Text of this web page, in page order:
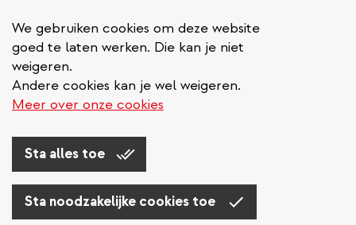
We gebruiken cookies om deze website
goed te laten werken. Die kan je niet
weigeren.
Andere cookies kan je wel weigeren.
Meer over onze cookies
Sta alles toe
Sta noodzakelijke cookies toe